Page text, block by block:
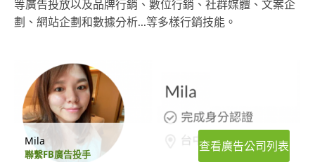
等廣告投放以及品牌行銷、數位行銷、社群媒體、文案企
劃、網站企劃和數據分析...等多樣行銷技能。
Mila
聯繫FB廣告投手
查看廣告公司列表